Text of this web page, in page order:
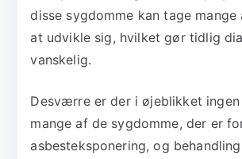
disse sygdomme kan tage
at udvikle sig, hvilket gør tidlig
vanskelig.
Desværre er der i øjeblikket
mange af de sygdomme, der er
asbesteksponering, og